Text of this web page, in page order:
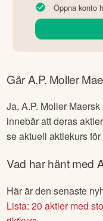
Öppna konto
GårA.P. Moller
Ja,A.P. Moller Maersk
innebär att deras
se aktuell aktiekurs för
Vad har hänt med
Här är den senaste
Lista: 20 aktier med